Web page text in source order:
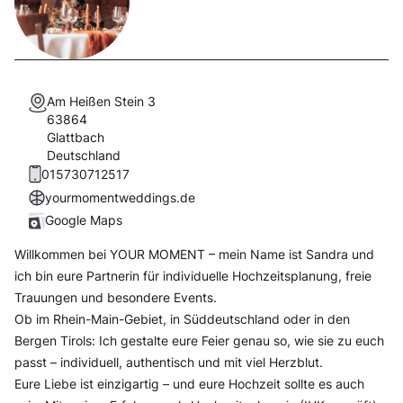
Am Heißen Stein 3
63864
Glattbach
Deutschland
015730712517
yourmomentweddings.de
Google Maps
Willkommen bei YOUR MOMENT – mein Name ist Sandra und
ich bin eure Partnerin für individuelle Hochzeitsplanung, freie
Trauungen und besondere Events.
Ob im Rhein-Main-Gebiet, in Süddeutschland oder in den
Bergen Tirols: Ich gestalte eure Feier genau so, wie sie zu euch
passt – individuell, authentisch und mit viel Herzblut.
Eure Liebe ist einzigartig – und eure Hochzeit sollte es auch